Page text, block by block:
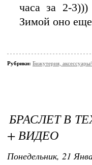
часа за 2-
Зимой оно еще
Рубрики: Бижутерия,
БРАСЛЕТ В
+ ВИДЕО
Понедельник, 21